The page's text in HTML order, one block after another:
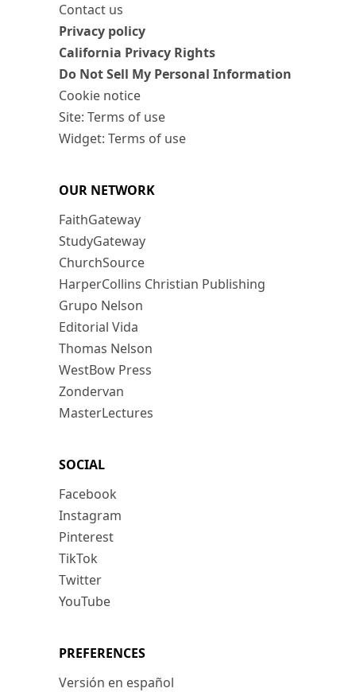
Contact us
Privacy policy
California Privacy Rights
Do Not Sell My Personal Information
Cookie notice
Site: Terms of use
Widget: Terms of use
OUR NETWORK
FaithGateway
StudyGateway
ChurchSource
HarperCollins Christian Publishing
Grupo Nelson
Editorial Vida
Thomas Nelson
WestBow Press
Zondervan
MasterLectures
SOCIAL
Facebook
Instagram
Pinterest
TikTok
Twitter
YouTube
PREFERENCES
Versión en español